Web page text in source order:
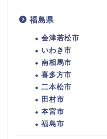
福島県
会津若松市
いわき市
南相馬市
喜多方市
二本松市
田村市
本宮市
福島市